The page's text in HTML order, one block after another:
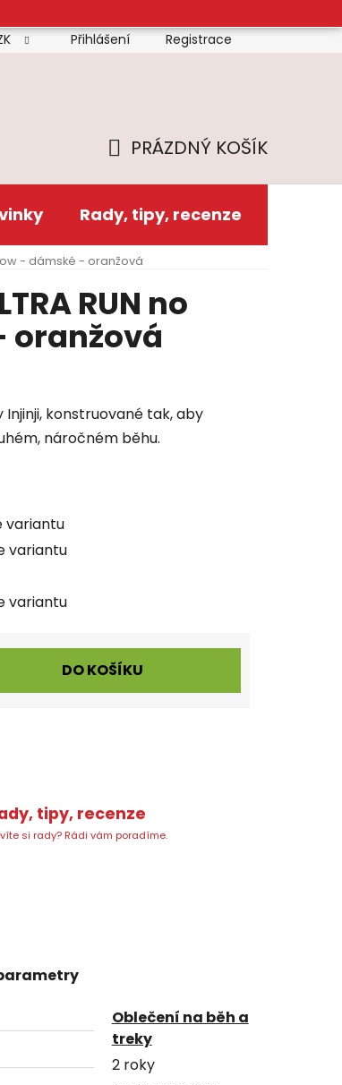
Doprava Platba Reklamační řád
Přihlášení Registrace
KOŠÍK
PRÁZDNÝ KOŠÍK
Rady, tipy, recenze
- dámské - oranžová
RUN no
oranžová
konstruované tak, aby
náročném běhu.
variantu
variantu
variantu
DO KOŠÍKU
tipy, recenze
si rady? Rádi vám poradíme.
Oblečení na běh a
treky
2 roky